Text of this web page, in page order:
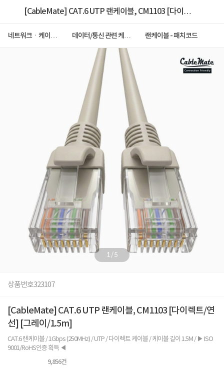
[CableMate] CAT.6 UTP 랜케이블, CM1103 [다이렉
네트워크ㆍ케이블
데이터/통신 관련 케이
랜케이블 - 패치코드
1/5
상품번호323107
[CableMate] CAT.6 UTP 랜케이블, CM1103 [다이렉트/연
선] [그레이/1.5m]
CAT.6 랜케이블 / 1Gbps (250MHz) / UTP / 다이렉트 케이블 / 케이블 길이 1.5M / ▶ ISO
9001/RoHS인증 획득 ◀
9,856건